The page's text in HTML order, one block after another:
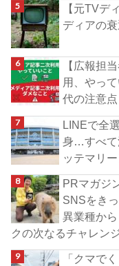
【元TVデ
ディアの
【広報担
用、やっ
代の注意
LINEで全
身…すべて
ッテマリ
PRマガジ
SNSをき
異業種か
クの次なるチャレン
「クマで